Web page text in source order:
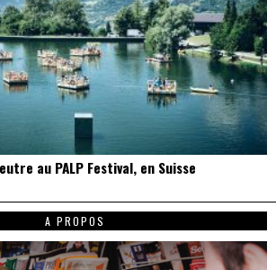
au PALP Festival, en Suisse
A PROPOS